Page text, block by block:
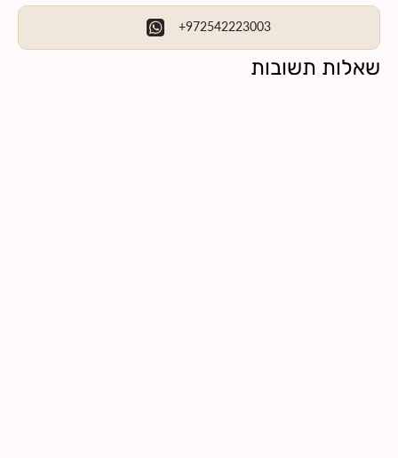
+972542223003
שאלות תשובות